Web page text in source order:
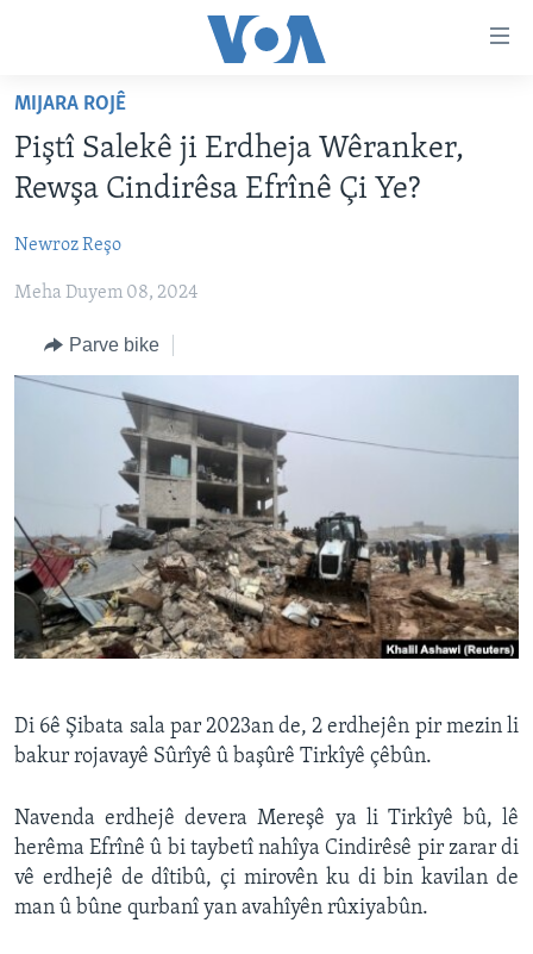
Yekser
naveroka
serekî
here
serekî
Yekser
Lêgerînê
NÛÇE
FOTO GALERÎ
RADYO
HEVPEYVÎN
HERÊMÊN KURDAN
AMERÎKA
TIRKÎYE
SÛRÎYE
ÎRAQ
ROJHILATA NAVÎN
ÇAND Û HUNER
SERNIVÎS
SORANÎ
FOLLOW US
Zimanên Din
MIJARA ROJÊ
Piştî Salekê ji Erdheja Wêranker,
Rewşa Cindirêsa Efrînê Çi Ye?
Newroz Reşo
Meha Duyem 08, 2024
Parve bike
Di 6ê Şibata sala par 2023an de, 2 erdhejên pir mezin li
bakur rojavayê Sûrîyê û başûrê Tirkîyê çêbûn.
Navenda erdhejê devera Mereşê ya li Tirkîyê bû, lê
herêma Efrînê û bi taybetî nahîya Cindirêsê pir zarar di
vê erdhejê de dîtibû, çi mirovên ku di bin kavilan de
man û bûne qurbanî yan avahîyên rûxiyabûn.